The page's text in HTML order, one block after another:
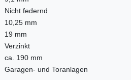
Nicht federnd
10,25 mm
19 mm
Verzinkt
ca. 190 mm
Garagen- und Toranlagen